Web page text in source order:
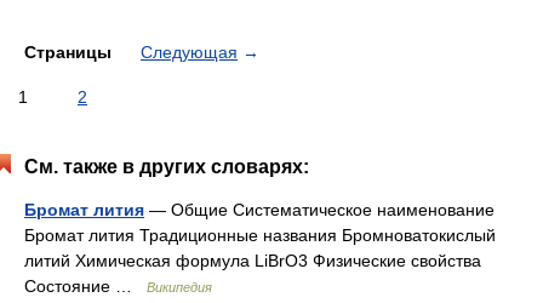
Страницы Следующая →
1 2
См. также в других словарях:
Бромат лития — Общие Систематическое наименование
Бромат лития Традиционные названия Бромноватокислый
литий Химическая формула LiBrO3 Физические свойства
Состояние …
Википедия